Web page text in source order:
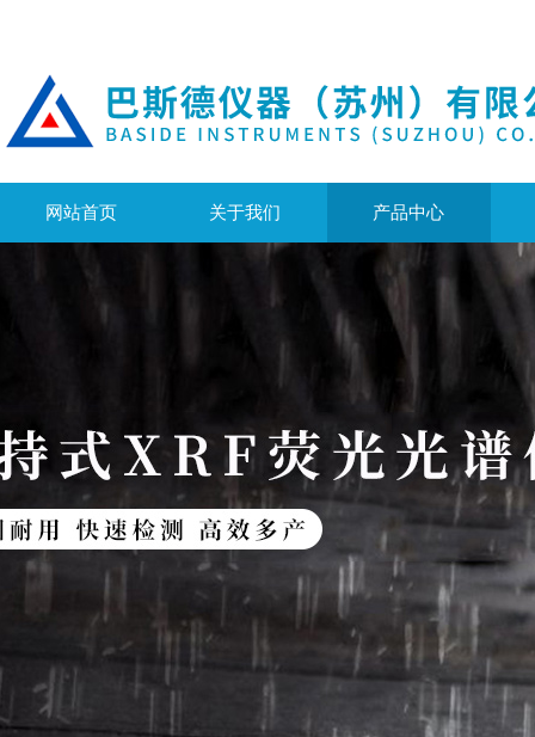
网站首页 关于我们 产品中心